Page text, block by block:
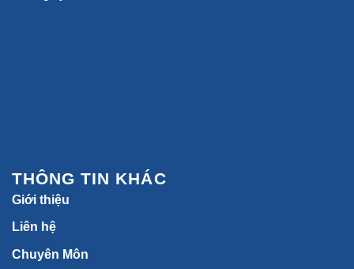
THÔNG TIN KHÁC
Giới thiệu
Liên hệ
Chuyên Môn